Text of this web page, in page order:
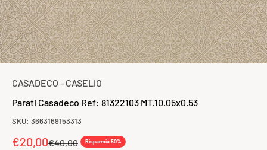
CASADECO - CASELIO
Parati Casadeco Ref: 81322103 MT.10.05x0.53
SKU: 3663169153313
Prezzo scontato
€20,00Prezzo
€40,00 Risparmia 50%